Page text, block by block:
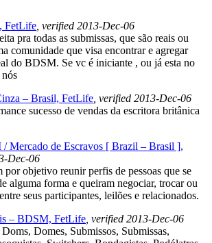
FetLife , verified 2013-Dec-06
pra todas as submissas, que são reais ou
comunidade que visa encontrar e agregar
do BDSM. Se vc é iniciante , ou já esta no
– Brasil, FetLife , verified 2013-Dec-06
sucesso de vendas da escritora britânica
Mercado de Escravos [ Brazil – Brasil ],
Dec-06
por objetivo reunir perfis de pessoas que se
alguma forma e queiram negociar, trocar ou
seus participantes, leilões e relacionados.
– BDSM, FetLife , verified 2013-Dec-06
Domes, Submissos, Submissas,